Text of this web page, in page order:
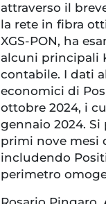
attraverso il
la rete in fibra
XGS-PON, ha
alcuni principali
contabile. I dati
economici di
ottobre 2024, i
gennaio 2024.
primi nove mesi
includendo
perimetro